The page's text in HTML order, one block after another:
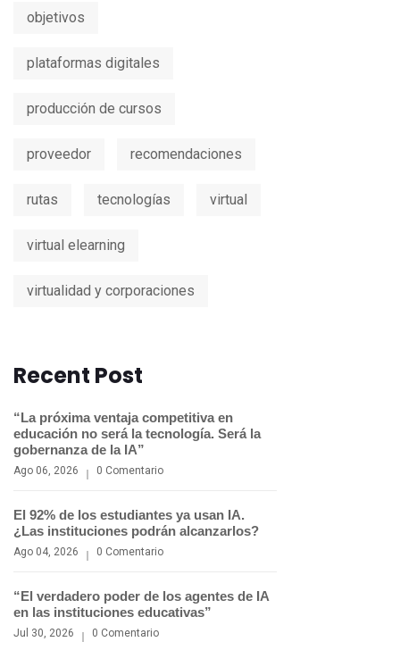
objetivos
plataformas digitales
producción de cursos
proveedor recomendaciones
rutas tecnologías virtual
virtual elearning
virtualidad y corporaciones
Recent Post
“La próxima ventaja competitiva en
educación no será la tecnología. Será la
gobernanza de la IA”
Ago 06, 2026 0 Comentario
El 92% de los estudiantes ya usan IA.
¿Las instituciones podrán alcanzarlos?
Ago 04, 2026 0 Comentario
“El verdadero poder de los agentes de IA
en las instituciones educativas”
Jul 30, 2026 0 Comentario